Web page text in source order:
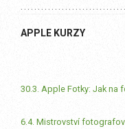
APPLE KURZY
30.3. Apple Fotky: Jak na
6.4. Mistrovství